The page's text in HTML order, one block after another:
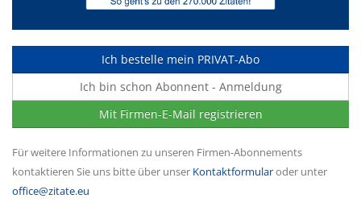
Ich bestelle mein PRIVAT-Abo
Ich bin schon Abonnent - Anmeldung
Mit Firmen-E-Mail registrieren
Für weitere Informationen zu unseren Firmen-Abonnements
kontaktieren Sie uns bitte über unser Kontaktformularoder unter
office@zitate.eu